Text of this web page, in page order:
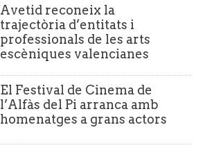
Avetid reconeix la
trajectòria d’entitats i
professionals de les arts
escèniques valencianes
El Festival de Cinema de
l’Alfàs del Pi arranca amb
homenatges a grans actors